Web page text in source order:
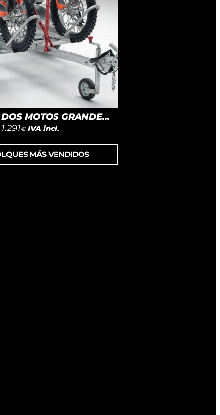
MOTOS GRANDE...
1.291€ IVA incl.
MÁS VENDIDOS